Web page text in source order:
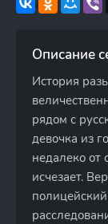
Описание
История
рядом с
девочка из
недалеко от
исчезает.